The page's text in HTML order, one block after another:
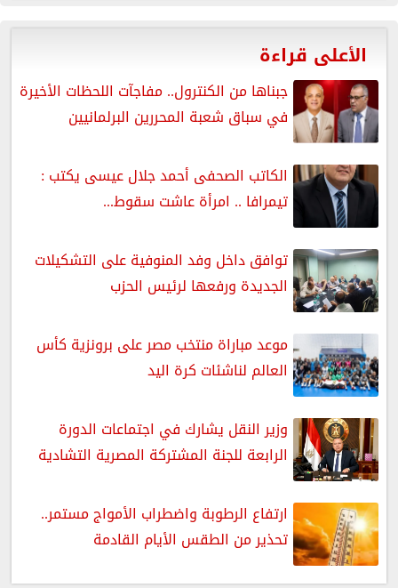
الأعلى قراءة
جبناها من الكنترول.. مفاجآت اللحظات الأخيرة
في سباق شعبة المحررين البرلمانيين
الكاتب الصحفى أحمد جلال عيسى يكتب :
تيمرافا .. امرأة عاشت سقوط...
توافق داخل وفد المنوفية على التشكيلات
الجديدة ورفعها لرئيس الحزب
موعد مباراة منتخب مصر على برونزية كأس
العالم لناشئات كرة اليد
وزير النقل يشارك في اجتماعات الدورة
الرابعة للجنة المشتركة المصرية التشادية
ارتفاع الرطوبة واضطراب الأمواج مستمر..
تحذير من الطقس الأيام القادمة